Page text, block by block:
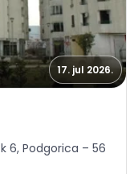
17. jul 2026.
6
6, Podgorica – 56